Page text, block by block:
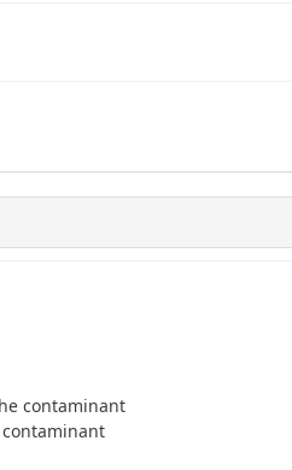
contaminant